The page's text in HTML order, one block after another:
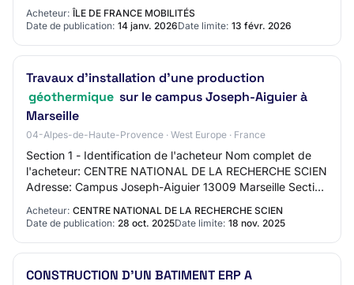
Réseau de Chaleur Urbain (RCU) Le…
Acheteur: ÎLE DE FRANCE MOBILITÉS
Date de publication: 14 janv. 2026Date limite: 13 févr. 2026
Travaux d’installation d’une production
géothermique sur le campus Joseph-Aiguier à
Marseille
04-Alpes-de-Haute-Provence · West Europe · France
Section 1 - Identification de l'acheteur Nom complet de
l'acheteur: CENTRE NATIONAL DE LA RECHERCHE SCIEN
Adresse: Campus Joseph-Aiguier 13009 Marseille Section
Acheteur: CENTRE NATIONAL DE LA RECHERCHE SCIEN
Date de publication: 28 oct. 2025Date limite: 18 nov. 2025
CONSTRUCTION D'UN BATIMENT ERP A